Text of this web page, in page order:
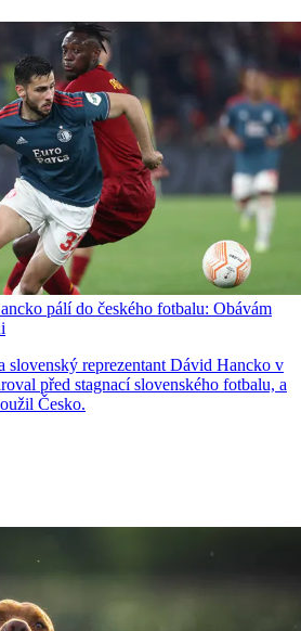
pálí do českého fotbalu: Obávám
slovenský reprezentant Dávid Hancko v
před stagnací slovenského fotbalu, a
Česko.